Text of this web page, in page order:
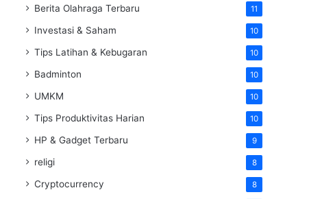
Berita Olahraga Terbaru 11
Investasi & Saham 10
Tips Latihan & Kebugaran 10
Badminton 10
UMKM 10
Tips Produktivitas Harian 10
HP & Gadget Terbaru 9
religi 8
Cryptocurrency 8